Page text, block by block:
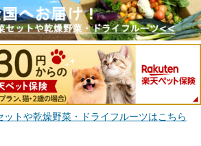
トや乾燥野菜・ドライフルーツはこちら